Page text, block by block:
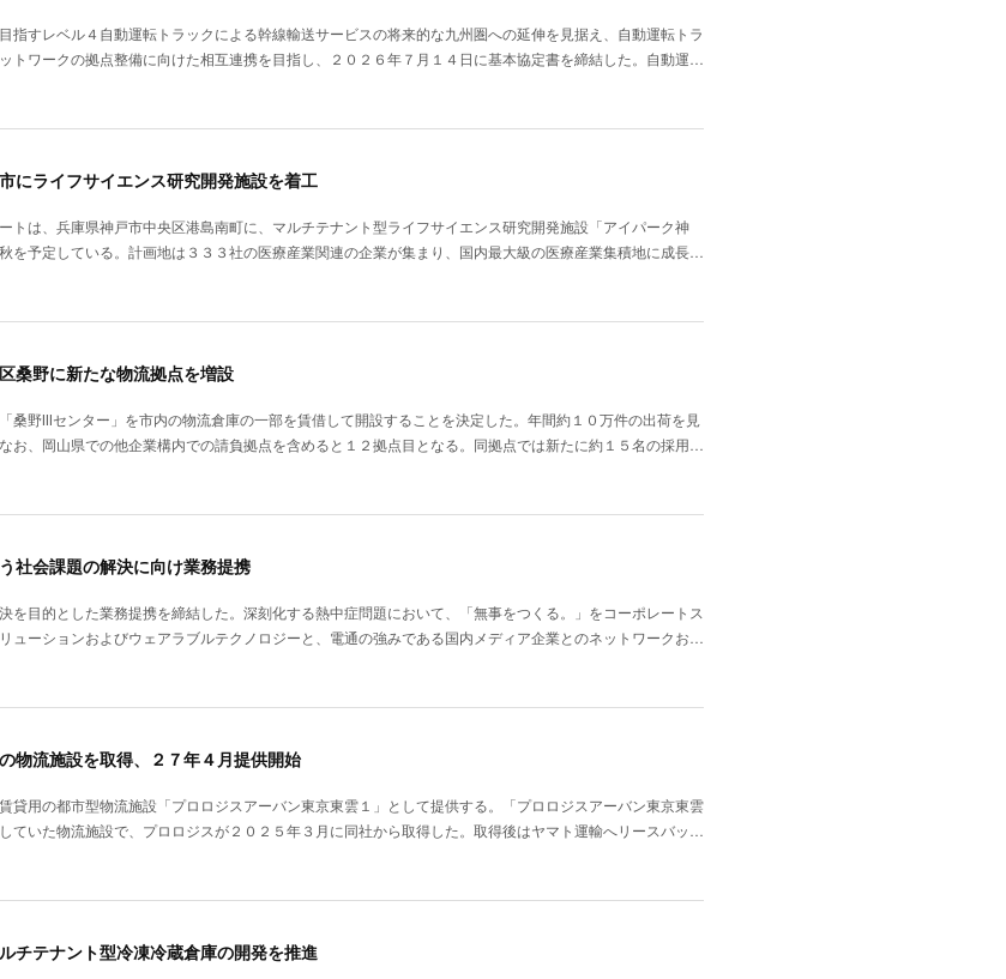
指すレベル４自動運転トラックによる幹線輸送サービスの将来的な九州圏への延伸を見据え、自動運転トラ
トワークの拠点整備に向けた相互連携を目指し、２０２６年７月１４日に基本協定書を締結した。自動運…
ライフサイエンス研究開発施設を着工
トは、兵庫県神戸市中央区港島南町に、マルチテナント型ライフサイエンス研究開発施設「アイパーク神
を予定している。計画地は３３３社の医療産業関連の企業が集まり、国内最大級の医療産業集積地に成長…
桑野に新たな物流拠点を増設
桑野Ⅲセンター」を市内の物流倉庫の一部を賃借して開設することを決定した。年間約１０万件の出荷を見
お、岡山県での他企業構内での請負拠点を含めると１２拠点目となる。同拠点では新たに約１５名の採用…
会課題の解決に向け業務提携
を目的とした業務提携を締結した。深刻化する熱中症問題において、「無事をつくる。」をコーポレートス
ューションおよびウェアラブルテクノロジーと、電通の強みである国内メディア企業とのネットワークお…
流施設を取得、２７年４月提供開始
貸用の都市型物流施設「プロロジスアーバン東京東雲１」として提供する。「プロロジスアーバン東京東雲
ていた物流施設で、プロロジスが２０２５年３月に同社から取得した。取得後はヤマト運輸へリースバッ…
テナント型冷凍冷蔵倉庫の開発を推進